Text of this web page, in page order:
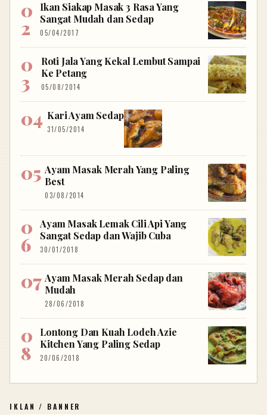
Ikan Siakap Masak 3 Rasa Yang
Sangat Mudah dan Sedap
05/04/2017
Roti Jala Yang Kekal Lembut Sampai
Ke Petang
05/08/2014
Kari Ayam Sedap
31/05/2014
Ayam Masak Merah Yang Paling
Best
03/08/2014
Ayam Masak Lemak Cili Api Yang
Sangat Sedap dan Wajib Cuba
30/01/2018
Ayam Masak Merah Sedap dan
Mudah
28/06/2018
Lontong Dan Kuah Lodeh Azie
Kitchen Yang Paling Sedap
20/06/2018
IKLAN / BANNER